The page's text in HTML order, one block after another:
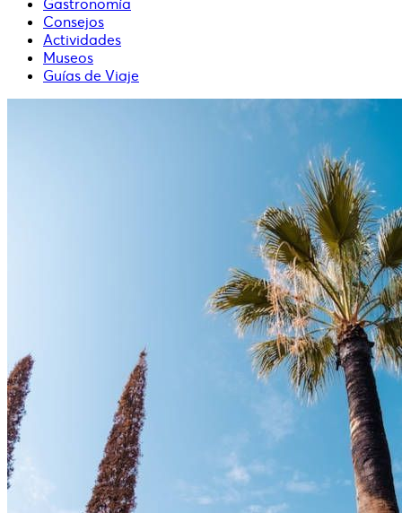
Gastronomía
Consejos
Actividades
Museos
Guías de Viaje